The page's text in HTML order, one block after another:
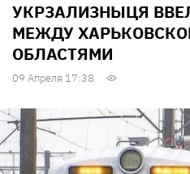
УКРЗАЛИЗНЫЦЯ
МЕЖДУ
ОБЛАСТЯМИ
09 Апреля 17:38